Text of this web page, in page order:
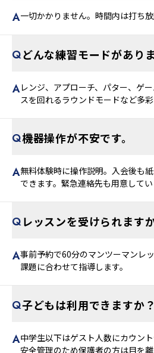
一切かかりません。時間内は打ち放
どんな練習モードがあり
レンジ、アプローチ、パター、ゲ
スを回れるラウンドモードなど多彩
機器操作が不安です。
無料体験時に操作説明。入会後も
できます。緊急連絡先も用意してい
レッスンを受けられます
事前予約で60分のマンツーマンレ
課題に合わせて指導します。
子どもは利用できますか？
中学生以下はゲスト人数にカウン